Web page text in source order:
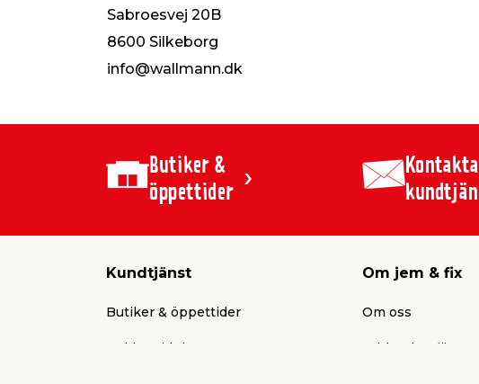
Sabroesvej 20B
8600 Silkeborg
info@wallmann.dk
Butiker &
öppettider
Kontakta
Kundtjänst
Butiker & öppettider
Reklamtidning
Om jem & fix
Om oss
Jobb & karriär